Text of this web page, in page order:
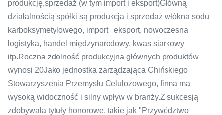
produkcję,sprzedaż (w tym import i eksport)Główną
działalnością spółki są produkcja i sprzedaż włókna sodu
karboksymetylowego, import i eksport, nowoczesna
logistyka, handel międzynarodowy, kwas siarkowy
itp.Roczna zdolność produkcyjna głównych produktów
wynosi 20Jako jednostka zarządzająca Chińskiego
Stowarzyszenia Przemysłu Celulozowego, firma ma
wysoką widoczność i silny wpływ w branży.Z sukcesją
zdobywała tytuły honorowe, takie jak "Przywództwo